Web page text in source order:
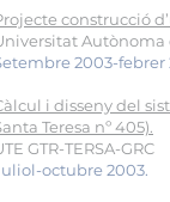
construcció
Autònoma
2003-febrer
i disseny del
Teresa nº 405).
GTR-TERSA-GRC
octubre 2003.